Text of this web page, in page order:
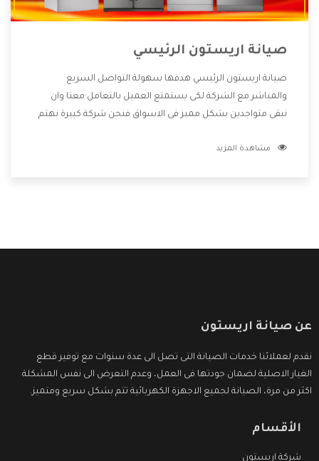
صيانة اريستون الرئيسي
صيانة اريستون الرئيسي هدفها سهولة التواصل السريع
والمباشر مع الشركة لكى يستمتع العميل بالتعامل معنا وان
نبقى متواجدين بشكل مميز فى الاسواق فنحن شركة كبيرة نهتم
الشركة بها والتى تكون منها خدمة الصيانة التى تكون من أهم
مشاهدة المزيد
عن صيانة اريستون
نقدم لعملائنا خدمات الصيانة التى تصل الى عدة سنوات مع توفير قطع
الغيار الاصلية لضمان جودتها فى العمل، وعدم التعرض الى نفس المشكلة
اكثر من مرة، الصيانة لجميع الاجهزة الكهربائية تتم بشكل سريع ومتميز.
الأقسام
شركة اريستون